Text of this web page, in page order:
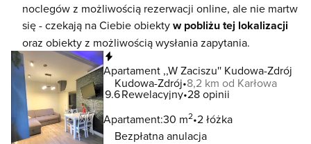
noclegów z możliwością rezerwacji online, ale nie martw
się - czekają na Ciebie obiektyw pobliżu tej lokalizacji
oraz obiekty z możliwością wysłania zapytania.
Apartament ,,W Zaciszu'' Kudowa-Zdrój
Kudowa-Zdrój 8,2 km od Karłowa
9.6Rewelacyjny 28 opinii
Apartament:30 m2 2 łóżka
Bezpłatna anulacja